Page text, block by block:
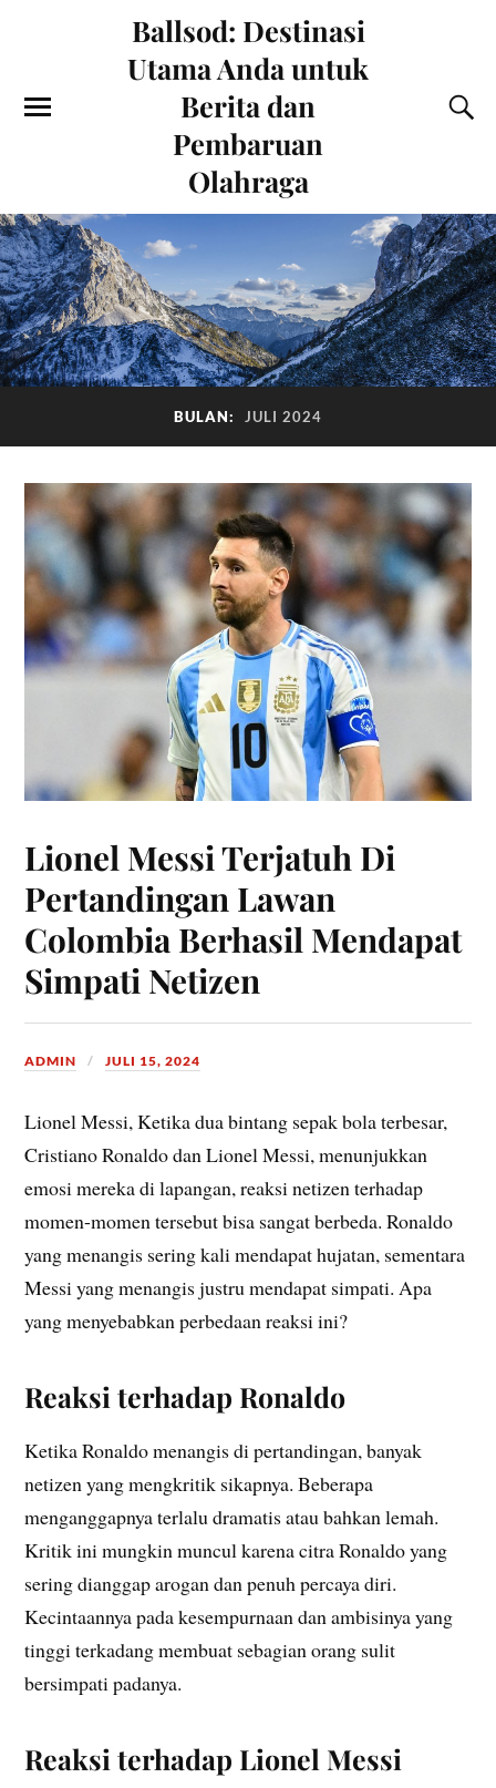
Ballsod: Destinasi
Utama Anda untuk
Berita dan
Pembaruan
Olahraga
BULAN: JULI 2024
Lionel Messi Terjatuh Di
Pertandingan Lawan
Colombia Berhasil Mendapat
Simpati Netizen
ADMIN JULI 15, 2024
Lionel Messi, Ketika dua bintang sepak bola terbesar,
Cristiano Ronaldo dan Lionel Messi, menunjukkan
emosi mereka di lapangan, reaksi netizen terhadap
momen-momen tersebut bisa sangat berbeda. Ronaldo
yang menangis sering kali mendapat hujatan, sementara
Messi yang menangis justru mendapat simpati. Apa
yang menyebabkan perbedaan reaksi ini?
Reaksi terhadap Ronaldo
Ketika Ronaldo menangis di pertandingan, banyak
netizen yang mengkritik sikapnya. Beberapa
menganggapnya terlalu dramatis atau bahkan lemah.
Kritik ini mungkin muncul karena citra Ronaldo yang
sering dianggap arogan dan penuh percaya diri.
Kecintaannya pada kesempurnaan dan ambisinya yang
tinggi terkadang membuat sebagian orang sulit
bersimpati padanya.
Reaksi terhadap Lionel Messi